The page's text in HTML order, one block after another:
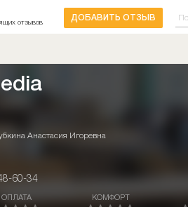
отзывов
ДОБАВИТЬ ОТЗЫВ
Анастасия Игоревна
60-34
ОПЛАТА КОМФОРТ